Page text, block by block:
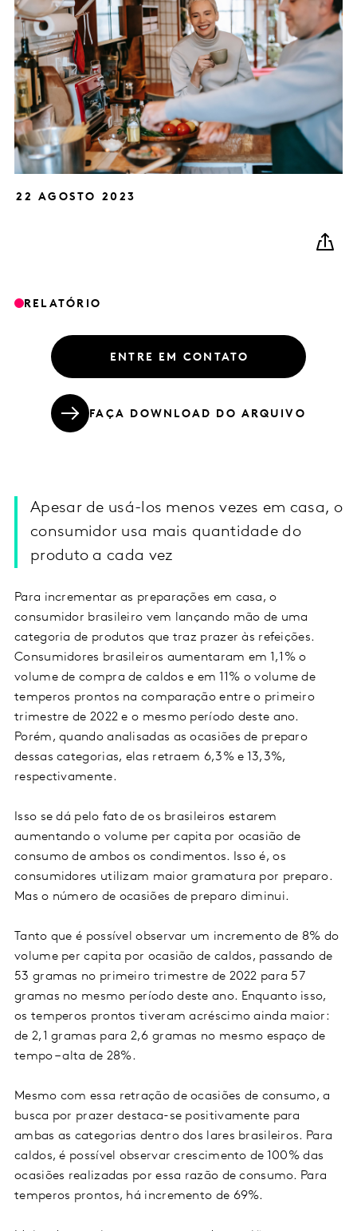
22 AGOSTO 2023
RELATÓRIO
ENTRE EM CONTATO
FAÇA DOWNLOAD DO ARQUIVO
Apesar de usá-los menos vezes em casa, o
consumidor usa mais quantidade do
produto a cada vez
Para incrementar as preparações em casa, o
consumidor brasileiro vem lançando mão de uma
categoria de produtos que traz prazer às refeições.
Consumidores brasileiros aumentaram em 1,1% o
volume de compra de caldos e em 11% o volume de
temperos prontos na comparação entre o primeiro
trimestre de 2022 e o mesmo período deste ano.
Porém, quando analisadas as ocasiões de preparo
dessas categorias, elas retraem 6,3% e 13,3%,
respectivamente.
Isso se dá pelo fato de os brasileiros estarem
aumentando o volume per capita por ocasião de
consumo de ambos os condimentos. Isso é, os
consumidores utilizam maior gramatura por preparo.
Mas o número de ocasiões de preparo diminui.
Tanto que é possível observar um incremento de 8% do
volume per capita por ocasião de caldos, passando de
53 gramas no primeiro trimestre de 2022 para 57
gramas no mesmo período deste ano. Enquanto isso,
os temperos prontos tiveram acréscimo ainda maior:
de 2,1 gramas para 2,6 gramas no mesmo espaço de
tempo – alta de 28%.
Mesmo com essa retração de ocasiões de consumo, a
busca por prazer destaca-se positivamente para
ambas as categorias dentro dos lares brasileiros. Para
caldos, é possível observar crescimento de 100% das
ocasiões realizadas por essa razão de consumo. Para
temperos prontos, há incremento de 69%.